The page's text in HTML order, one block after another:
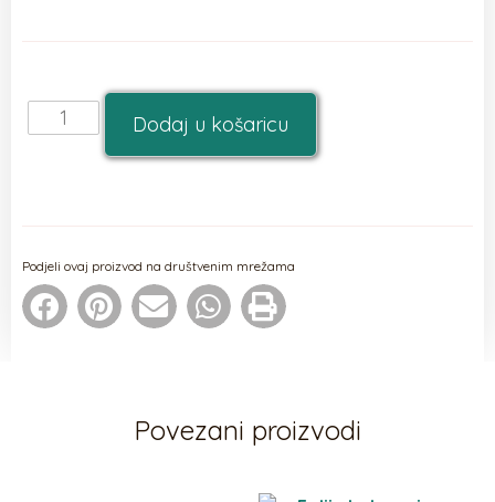
Dodaj u košaricu
Podjeli ovaj proizvod na društvenim mrežama
Povezani proizvodi